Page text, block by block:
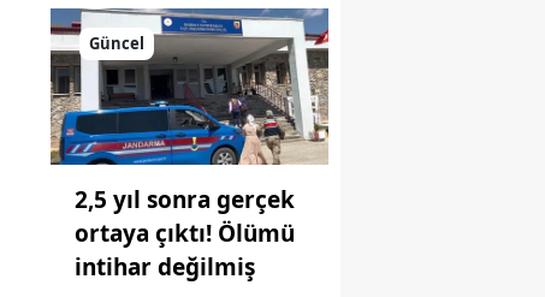
durum
açıklandı
Güncel
2,5 yıl sonra gerçek
ortaya çıktı! Ölümü
intihar değilmiş